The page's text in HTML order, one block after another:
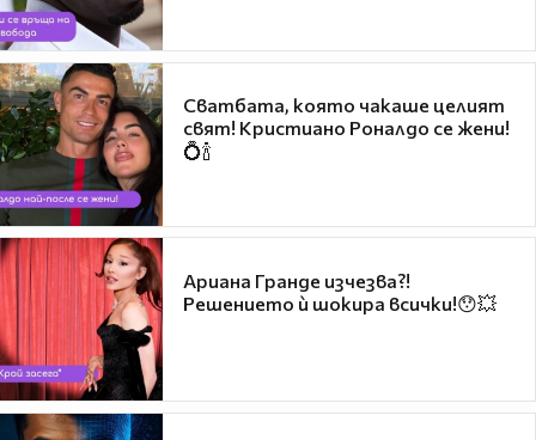
Сватбата, която чакаше целият
свят! Кристиано Роналдо се жени!
💍🍾
Ариана Гранде изчезва?!
Решението ѝ шокира всички!😯💥